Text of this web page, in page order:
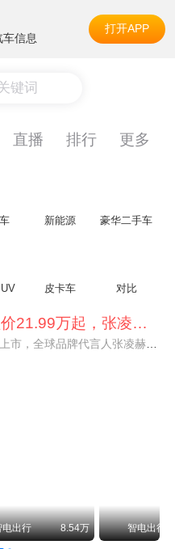
信息
打开APP
键词
直播 排行 更多
新能源 豪华二手车
皮卡车 对比
阿维塔07L限时权益价21.99万起，张凌赫成首位车主
阿维塔07L今晚在杭州正式上市，全球品牌代言人张凌赫现场提车，成为这台车的第一位主人。三个版本：Elite纯电版22.99万，Max+后驱纯电版24.99万，Ultra三电机四驱版27.99万。
电出行 8.54万 智电出行